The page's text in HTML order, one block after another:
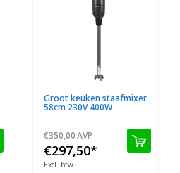
Groot keuken staafmixer
58cm 230V 400W
€350,00AVP
€297,50*
Excl. btw